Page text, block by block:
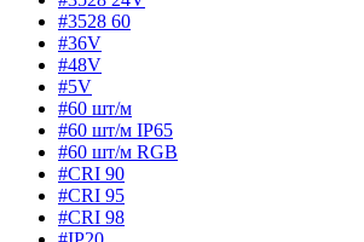
#3528 60
#36V
#48V
#5V
#60 шт/м
#60 шт/м IP65
#60 шт/м RGB
#CRI 90
#CRI 95
#CRI 98